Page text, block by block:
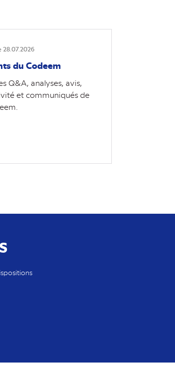
28.07.2026
du Codeem
Q&A, analyses, avis,
et communiqués de